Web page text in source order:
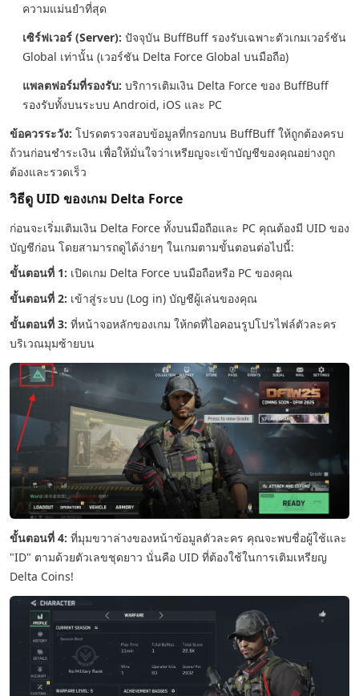
ความแม่นยำที่สุด
เซิร์ฟเวอร์ (Server): ปัจจุบัน BuffBuff รองรับเฉพาะตัวเกมเวอร์ชัน
Global เท่านั้น (เวอร์ชัน Delta Force Global บนมือถือ)
แพลตฟอร์มที่รองรับ: บริการเติมเงิน Delta Force ของ BuffBuff
รองรับทั้งบนระบบ Android, iOS และ PC
ข้อควรระวัง: โปรดตรวจสอบข้อมูลที่กรอกบน BuffBuff ให้ถูกต้องครบ
ถ้วนก่อนชำระเงิน เพื่อให้มั่นใจว่าเหรียญจะเข้าบัญชีของคุณอย่างถูก
ต้องและรวดเร็ว
วิธีดู UID ของเกม Delta Force
ก่อนจะเริ่มเติมเงิน Delta Force ทั้งบนมือถือและ PC คุณต้องมี UID ของ
บัญชีก่อน โดยสามารถดูได้ง่ายๆ ในเกมตามขั้นตอนต่อไปนี้:
ขั้นตอนที่ 1: เปิดเกม Delta Force บนมือถือหรือ PC ของคุณ
ขั้นตอนที่ 2: เข้าสู่ระบบ (Log in) บัญชีผู้เล่นของคุณ
ขั้นตอนที่ 3: ที่หน้าจอหลักของเกม ให้กดที่ไอคอนรูปโปรไฟล์ตัวละคร
บริเวณมุมซ้ายบน
ขั้นตอนที่ 4: ที่มุมขวาล่างของหน้าข้อมูลตัวละคร คุณจะพบชื่อผู้ใช้และ
"ID" ตามด้วยตัวเลขชุดยาว นั่นคือ UID ที่ต้องใช้ในการเติมเหรียญ
Delta Coins!